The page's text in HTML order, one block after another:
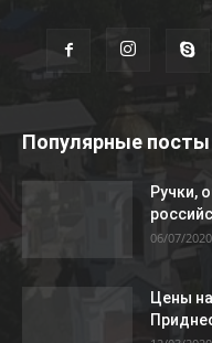
Популярные посты
Ручки,
06/07/
Цены